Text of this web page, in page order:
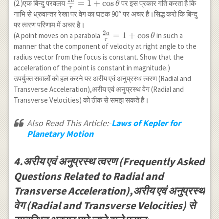
(2.)एक बिन्दु परवलय \frac{2 a}
{r}=1+\cos
\theta
r = 1 + cosθपर इस प्रकार गति करता है कि
नाभि से ध्रुवान्तर रेखा पर वेग का घटक 90° पर अचर है।सिद्ध करो कि बिन्दु
पर त्वरण परिणाम में अचर है।
(A point moves on a parabola \frac{2 a}
{r}=1+\cos
\theta
r
2a = 1 + cosθin such a
manner that the component of velocity at right angle to the
radius vector from the focus is constant. Show that the
acceleration of the point is constant in magnitude.)
उपर्युक्त सवालों को हल करने पर अरीय एवं अनुप्रस्थ त्वरण (Radial and
Transverse Acceleration),अरीय एवं अनुप्रस्थ वेग (Radial and
Transverse Velocities) को ठीक से समझ सकते हैं।
Also Read This Article:-Laws of Kepler for
Planetary Motion
4.अरीय एवं अनुप्रस्थ त्वरण (Frequently Asked
Questions Related to Radial and
Transverse Acceleration),अरीय एवं अनुप्रस्थ
वेग (Radial and Transverse Velocities) से